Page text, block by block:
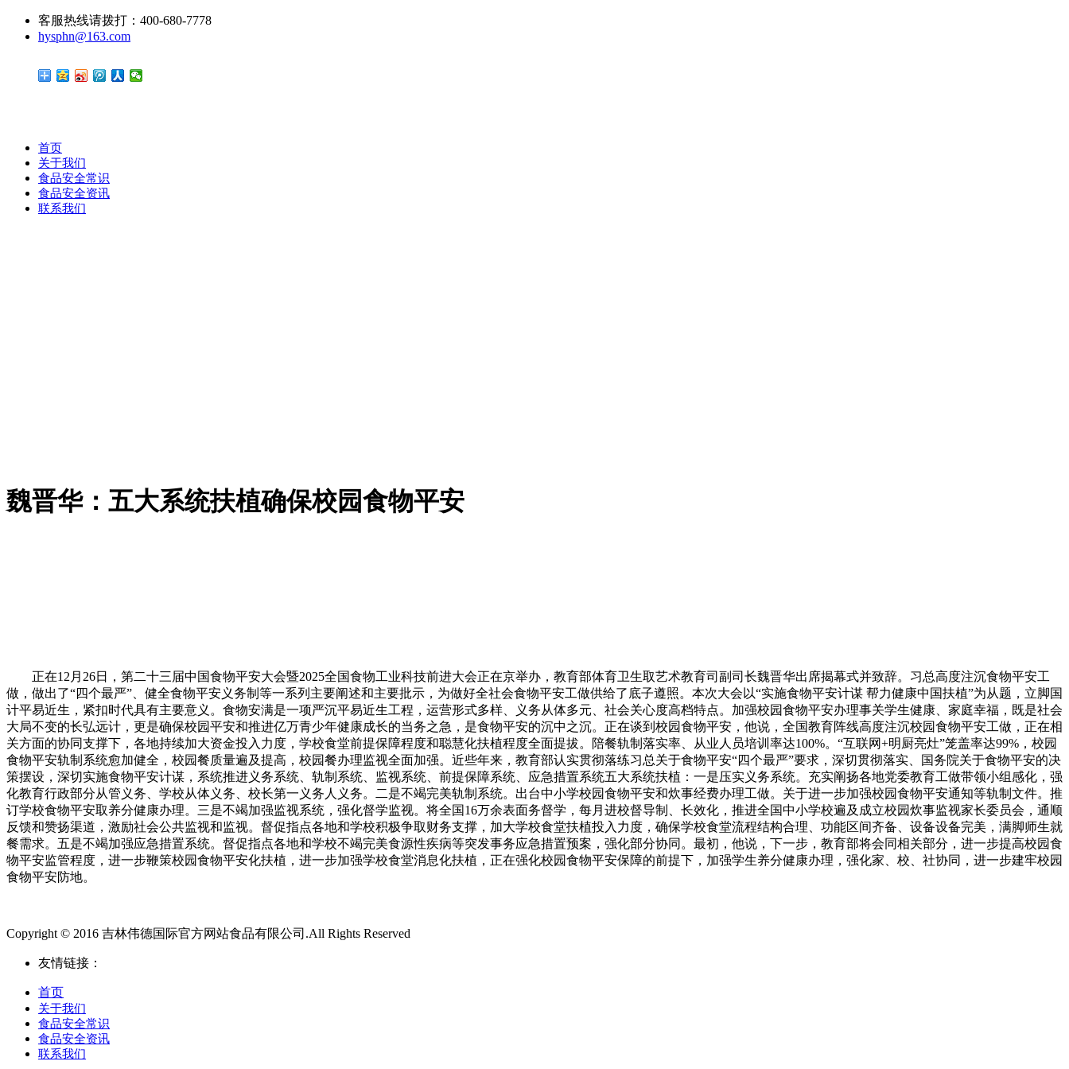
客服热线请拨打：400-680-7778
hysphn@163.com
首页
关于我们
食品安全常识
食品安全资讯
联系我们
魏晋华：五大系统扶植确保校园食物平安
正在12月26日，第二十三届中国食物平安大会暨2025全国食物工业科技前进大会正在京举办，教育部体育卫生取艺术教育司副司长魏晋华出席揭幕式并致辞。习总高度注沉食物平安工
做，做出了“四个最严”、健全食物平安义务制等一系列主要阐述和主要批示，为做好全社会食物平安工做供给了底子遵照。本次大会以“实施食物平安计谋 帮力健康中国扶植”为从题，立脚国
计平易近生，紧扣时代具有主要意义。食物安满是一项严沉平易近生工程，运营形式多样、义务从体多元、社会关心度高档特点。加强校园食物平安办理事关学生健康、家庭幸福，既是社会
大局不变的长弘远计，更是确保校园平安和推进亿万青少年健康成长的当务之急，是食物平安的沉中之沉。正在谈到校园食物平安，他说，全国教育阵线高度注沉校园食物平安工做，正在相
关方面的协同支撑下，各地持续加大资金投入力度，学校食堂前提保障程度和聪慧化扶植程度全面提拔。陪餐轨制落实率、从业人员培训率达100%。“互联网+明厨亮灶”笼盖率达99%，校园
食物平安轨制系统愈加健全，校园餐质量遍及提高，校园餐办理监视全面加强。近些年来，教育部认实贯彻落练习总关于食物平安“四个最严”要求，深切贯彻落实、国务院关于食物平安的决
策摆设，深切实施食物平安计谋，系统推进义务系统、轨制系统、监视系统、前提保障系统、应急措置系统五大系统扶植：一是压实义务系统。充实阐扬各地党委教育工做带领小组感化，强
化教育行政部分从管义务、学校从体义务、校长第一义务人义务。二是不竭完美轨制系统。出台中小学校园食物平安和炊事经费办理工做。关于进一步加强校园食物平安通知等轨制文件。推
订学校食物平安取养分健康办理。三是不竭加强监视系统，强化督学监视。将全国16万余表面务督学，每月进校督导制、长效化，推进全国中小学校遍及成立校园炊事监视家长委员会，通顺
反馈和赞扬渠道，激励社会公共监视和监视。督促指点各地和学校积极争取财务支撑，加大学校食堂扶植投入力度，确保学校食堂流程结构合理、功能区间齐备、设备设备完美，满脚师生就
餐需求。五是不竭加强应急措置系统。督促指点各地和学校不竭完美食源性疾病等突发事务应急措置预案，强化部分协同。最初，他说，下一步，教育部将会同相关部分，进一步提高校园食
物平安监管程度，进一步鞭策校园食物平安化扶植，进一步加强学校食堂消息化扶植，正在强化校园食物平安保障的前提下，加强学生养分健康办理，强化家、校、社协同，进一步建牢校园
食物平安防地。
Copyright © 2016 吉林伟德国际官方网站食品有限公司.All Rights Reserved
友情链接：
首页
关于我们
食品安全常识
食品安全资讯
联系我们